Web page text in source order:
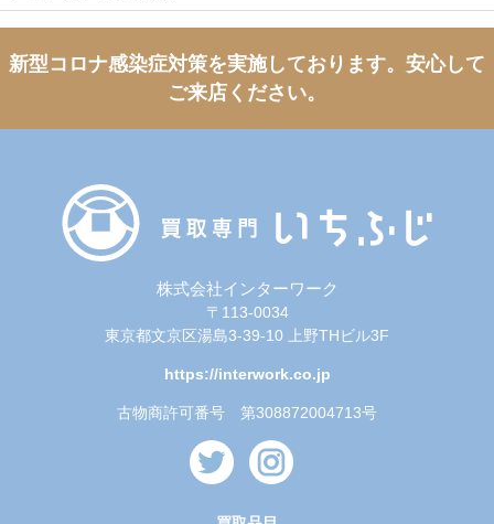
新型コロナ感染症対策を実施しております。 安心して
ご来店ください。
株式会社インターワーク
〒113-0034
東京都文京区湯島3-39-10 上野THビル3F
https://interwork.co.jp
古物商許可番号 第308872004713号